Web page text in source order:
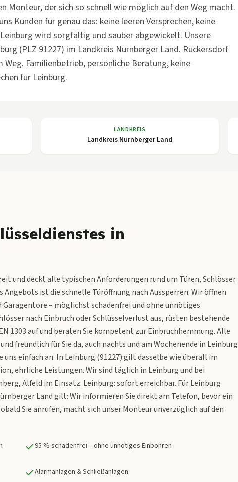
Monteur, der sich so schnell wie möglich auf den Weg macht.
Kunden für genau das: keine leeren Versprechen, keine
wird sorgfältig und sauber abgewickelt. Unsere
(PLZ 91227) im Landkreis Nürnberger Land. Rückersdorf
Familienbetrieb, persönliche Beratung, keine
für Leinburg.
LANDKREIS
Landkreis Nürnberger Land
in
und deckt alle typischen Anforderungen rund um Türen, Schlösser
ist die schnelle Türöffnung nach Aussperren: Wir öffnen
– möglichst schadenfrei und ohne unnötiges
nach Einbruch oder Schlüsselverlust aus, rüsten bestehende
1303 auf und beraten Sie kompetent zur Einbruchhemmung. Alle
freundlich für Sie da, auch nachts und am Wochenende in Leinburg
uns einfach an. In Leinburg (91227) gilt dasselbe wie überall im
ehrliche Leistungen. Wir sind täglich in Leinburg und bei
Alfeld im Einsatz. Leinburg: sofort erreichbar. Für Leinburg
Land gilt: Wir informieren Sie direkt am Telefon, bevor ein
Sie anrufen, macht sich unser Monteur unverzüglich auf den
95 % schadenfrei – ohne unnötiges Einbohren
Alarmanlagen & Schließanlagen